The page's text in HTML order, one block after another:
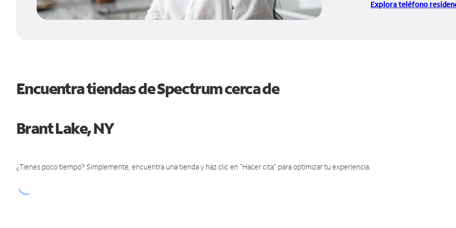
Explora teléfono
Encuentra tiendas de Spectrum cerca de
Brant Lake, NY
¿Tienes poco tiempo? Simplemente, encuentra una tienda y haz clic en "Hacer cita" para optimizar tu experiencia.